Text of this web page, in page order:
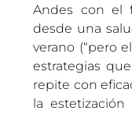
Andes con el
desde una
verano (“pero
estrategias
repite con
la